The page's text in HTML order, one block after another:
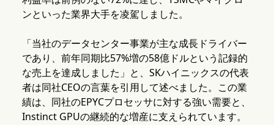
ンといった業界大手を凌駕しました。
「当社のデータセンター事業が主な成長ドライバー
であり、前年同期比57%増の58億ドルという記録的
な売上を達成しました」と、SKハイニックスの代表
者は同社CEOの言葉を引用して述べました。この業
績は、同社のEPYCプロセッサに対する強い需要と、
Instinct GPUの継続的な増産に支えられています。